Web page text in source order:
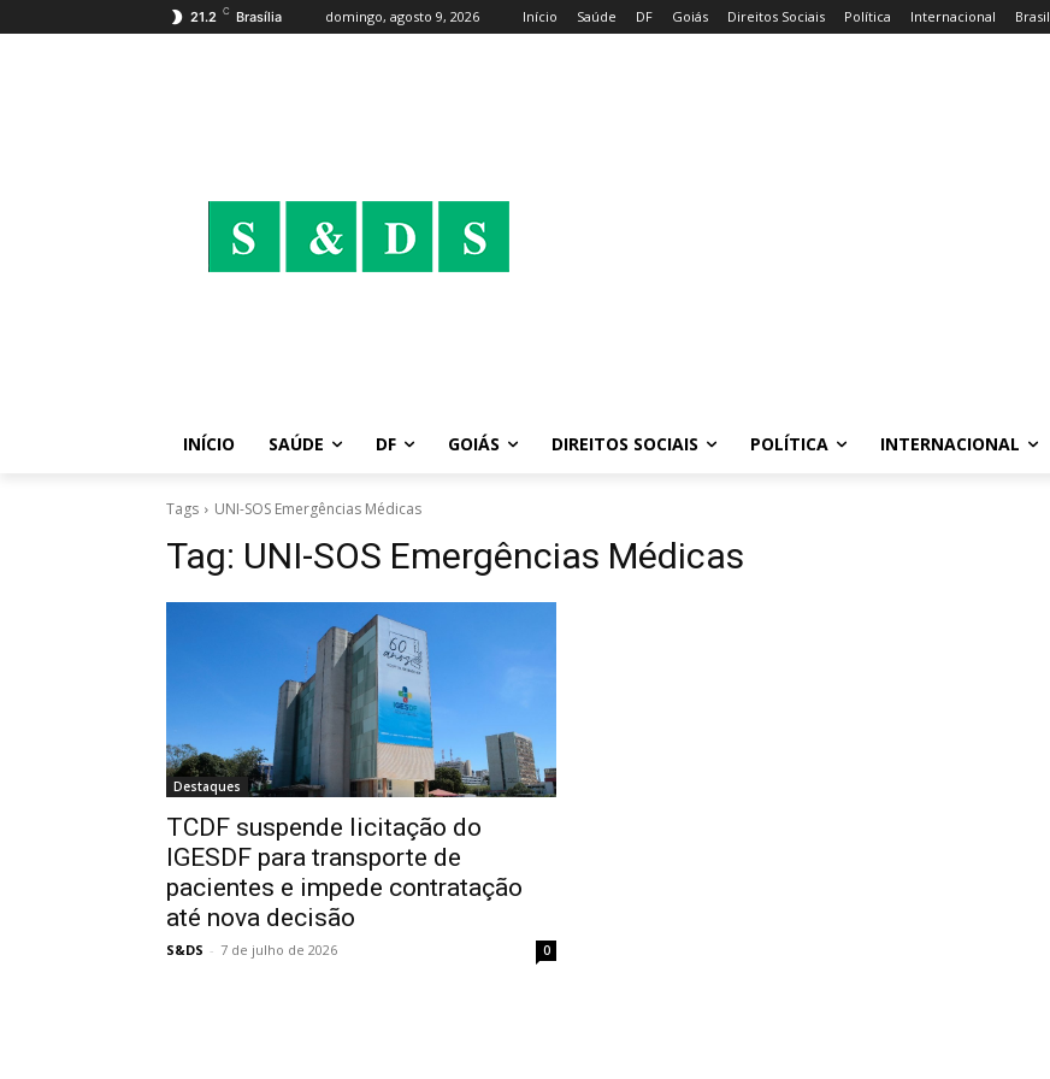
21.2 C Brasília domingo, agosto 9, 2026 Início Saúde DF Goiás Direitos Sociais Política Internacional Brasil
INÍCIO SAÚDE DF GOIÁS DIREITOS SOCIAIS POLÍTICA INTERNACIONAL
Tags UNI-SOS Emergências Médicas
Tag: UNI-SOS Emergências Médicas
Destaques
TCDF suspende licitação do
IGESDF para transporte de
pacientes e impede contratação
até nova decisão
S&DS - 7 de julho de 2026 0